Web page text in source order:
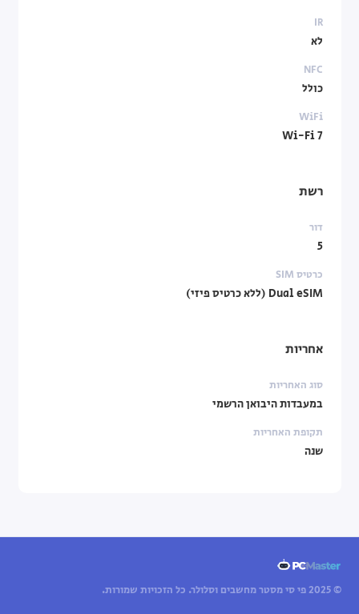
IR
לא
NFC
כולל
WiFi
Wi-Fi 7
רשת
דור
5
כרטיס SIM
Dual eSIM (ללא כרטיס פיזי)
אחריות
סוג האחריות
במעבדות היבואן הרשמי
תקופת האחריות
שנה
© 2025 פי סי מסטר מחשבים וסלולר. כל הזכויות שמורות.